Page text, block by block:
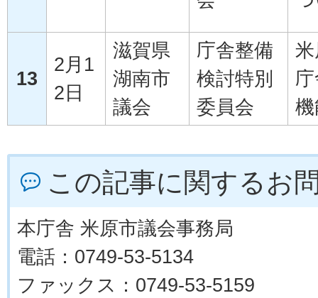
13
2月1
2日
滋賀県
湖南市
議会
庁舎整備
検討特別
委員会
この記事に関するお
本庁舎 米原市議会事務局
電話：0749-53-5134
ファックス：0749-53-5159